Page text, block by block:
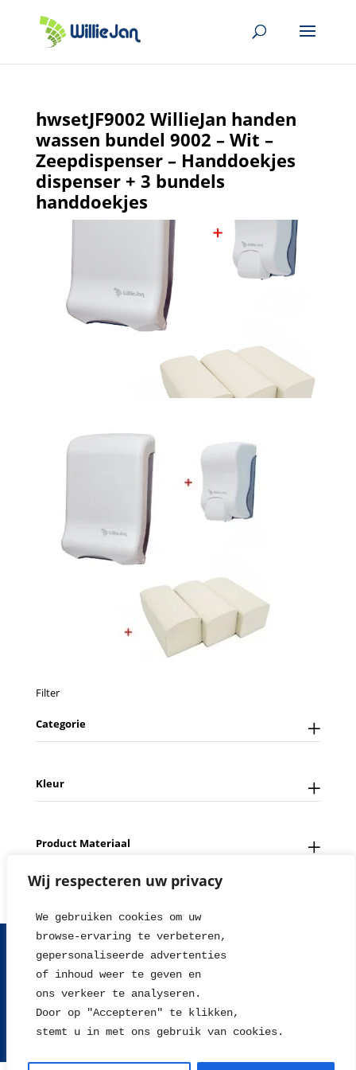
Wij respecteren uw privacy
We gebruiken cookies om uw
browse-ervaring te verbeteren,
gepersonaliseerde advertenties
of inhoud weer te geven en
ons verkeer te analyseren.
Door op "Accepteren" te klikken,
stemt u in met ons gebruik van cookies.
hwsetJF9002 WillieJan handen
wassen bundel 9002 – Wit –
Zeepdispenser – Handdoekjes
dispenser + 3 bundels
handdoekjes
Filter
Categorie
Kleur
Product Materiaal
Contact
Tips en Nieuws
Herroepingsrecht
Retour sturen
Algemene voorwaarden
Disclaimer
2004 - 2026 © WillieJan®